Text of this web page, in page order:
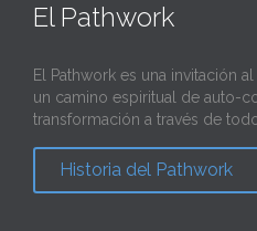
El Pathwork
El Pathwork es una invitación
un camino espiritual de auto-
transformación a través de
Historia del Pathwork